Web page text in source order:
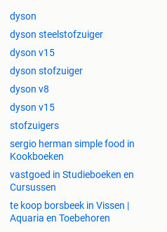
dyson
dyson steelstofzuiger
dyson v15
dyson stofzuiger
dyson v8
dyson v15
stofzuigers
sergio herman simple food in
Kookboeken
vastgoed in Studieboeken en
Cursussen
te koop borsbeek in Vissen |
Aquaria en Toebehoren